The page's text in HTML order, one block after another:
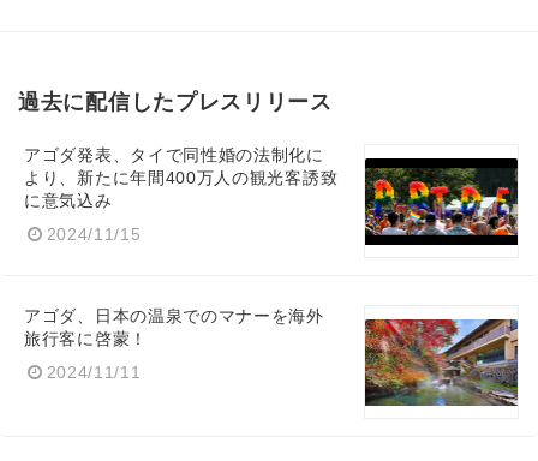
過去に配信したプレスリリース
アゴダ発表、タイで同性婚の法制化に
より、新たに年間400万人の観光客誘致
に意気込み
2024/11/15
アゴダ、日本の温泉でのマナーを海外
旅行客に啓蒙！
2024/11/11